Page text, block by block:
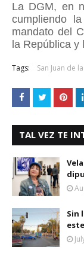
La DGM, en
cumpliendo
mandato del
la República
Tags: San Juan de
TAL VEZ TE
Sin